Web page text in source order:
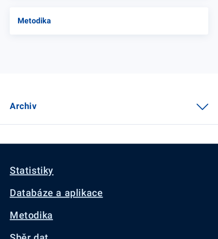
Metodika
Archiv
Statistiky
Databáze a aplikace
Metodika